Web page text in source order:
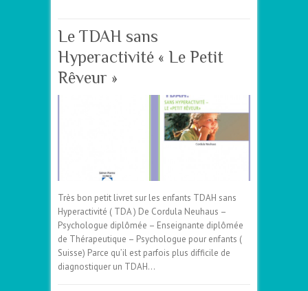
Le TDAH sans
Hyperactivité « Le Petit
Rêveur »
Très bon petit livret sur les enfants TDAH sans
Hyperactivité ( TDA ) De Cordula Neuhaus –
Psychologue diplômée – Enseignante diplômée
de Thérapeutique – Psychologue pour enfants (
Suisse) Parce qu’il est parfois plus difficile de
diagnostiquer un TDAH…